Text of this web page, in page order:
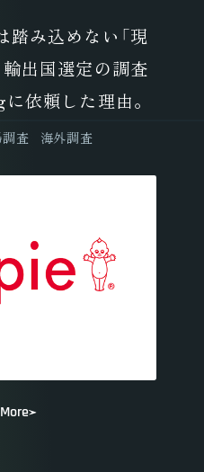
踏み込めない「現
輸出国選定の調査
依頼した理由。
調査 海外調査